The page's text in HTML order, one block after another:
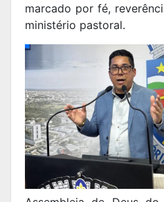
marcado por fé,
ministério pastoral.